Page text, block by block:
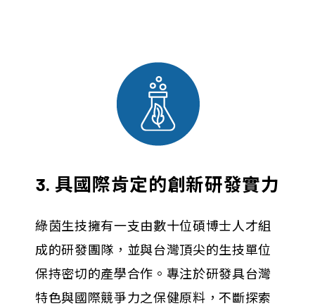
3. 具國際肯定的創新研發實力
綠茵生技擁有一支由數十位碩博士人才組
成的研發團隊，並與台灣頂尖的生技單位
保持密切的產學合作。專注於研發具台灣
特色與國際競爭力之保健原料，不斷探索